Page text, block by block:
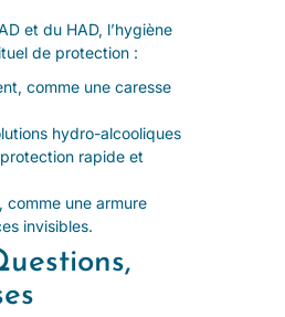
et du HAD, l’hygiène
de protection :
comme une caresse
hydro-alcooliques
rapide et
comme une armure
invisibles.